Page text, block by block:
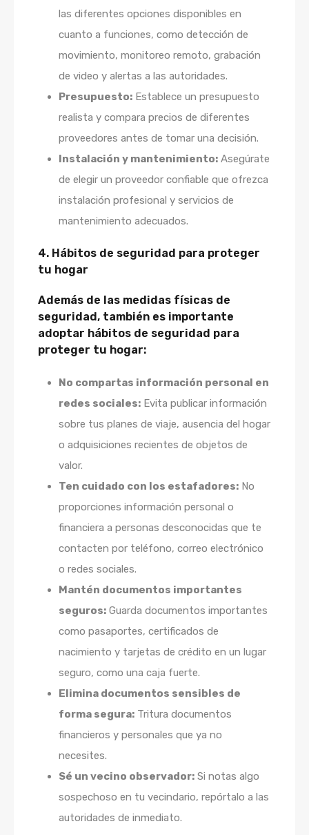
las diferentes opciones disponibles en
cuanto a funciones, como detección de
movimiento, monitoreo remoto, grabación
de video y alertas a las autoridades.
Presupuesto: Establece un presupuesto
realista y compara precios de diferentes
proveedores antes de tomar una decisión.
Instalación y mantenimiento: Asegúrate
de elegir un proveedor confiable que ofrezca
instalación profesional y servicios de
mantenimiento adecuados.
4. Hábitos de seguridad para proteger
tu hogar
Además de las medidas físicas de
seguridad, también es importante
adoptar hábitos de seguridad para
proteger tu hogar:
No compartas información personal en
redes sociales: Evita publicar información
sobre tus planes de viaje, ausencia del hogar
o adquisiciones recientes de objetos de
valor.
Ten cuidado con los estafadores: No
proporciones información personal o
financiera a personas desconocidas que te
contacten por teléfono, correo electrónico
o redes sociales.
Mantén documentos importantes
seguros: Guarda documentos importantes
como pasaportes, certificados de
nacimiento y tarjetas de crédito en un lugar
seguro, como una caja fuerte.
Elimina documentos sensibles de
forma segura: Tritura documentos
financieros y personales que ya no
necesites.
Sé un vecino observador: Si notas algo
sospechoso en tu vecindario, repórtalo a las
autoridades de inmediato.